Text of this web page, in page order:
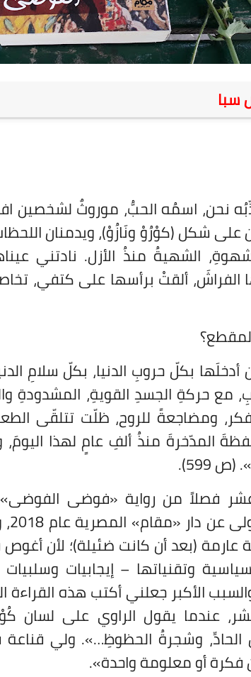
سبا
نحن، اسمُه الحبُّ، موروثٌ لشخصين
على شكل (كوْرُوْ ونَازُوْ)، ويدمنان
الشهيةُ منذُ الأزل. نادتني
الفراشَ، ألقتْ برأسها على كتفي،
أدخلَها بكلّ حروبِ الدنيا، بكلّ سلامِ
مع حركةِ الجسدِ القويةِ، المشدودةِ
للفكر، ومضاجعةً للروح، ظلّت تتلقّى
المدّخرةَ منذُ ألفِ عامٍ لهذا اليومَ،
599).
فصلاً من رواية «فوضى الفوضى»،
عارمة (بعد أن كانت ضئيلة)؛ لأن
وتقنياتها – إيجابيات
عندما يقول الراوي على لسان
الحادِّ، وشجرةُ الحظوظِ…». ولي
فكرة أو معلومة واحدة».